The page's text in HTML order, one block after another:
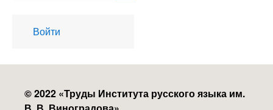
User
account
Войти
© 2022 «Труды Института русского языка им.